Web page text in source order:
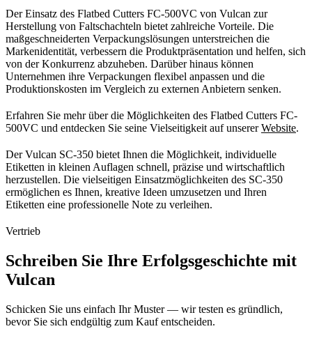
Der Einsatz des Flatbed Cutters FC-500VC von Vulcan zur
Herstellung von Faltschachteln bietet zahlreiche Vorteile. Die
maßgeschneiderten Verpackungslösungen unterstreichen die
Markenidentität, verbessern die Produktpräsentation und helfen, sich
von der Konkurrenz abzuheben. Darüber hinaus können
Unternehmen ihre Verpackungen flexibel anpassen und die
Produktionskosten im Vergleich zu externen Anbietern senken.
Erfahren Sie mehr über die Möglichkeiten des Flatbed Cutters FC-
500VC und entdecken Sie seine Vielseitigkeit auf unsererWebsite.
Der Vulcan SC-350 bietet Ihnen die Möglichkeit, individuelle
Etiketten in kleinen Auflagen schnell, präzise und wirtschaftlich
herzustellen. Die vielseitigen Einsatzmöglichkeiten des SC-350
ermöglichen es Ihnen, kreative Ideen umzusetzen und Ihren
Etiketten eine professionelle Note zu verleihen.
Vertrieb
Schreiben Sie Ihre Erfolgsgeschichte mit
Vulcan
Schicken Sie uns einfach Ihr Muster — wir testen es gründlich,
bevor Sie sich endgültig zum Kauf entscheiden.